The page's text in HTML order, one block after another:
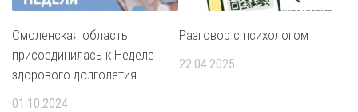
Смоленская область
присоединилась к Неделе
здорового долголетия
01.10.2024
Разговор с психологом
22.04.2025